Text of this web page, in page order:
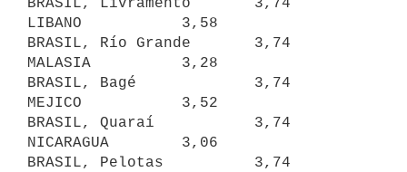
LIBANO           3,58
BRASIL, Río Grande       3,74
MALASIA          3,28
BRASIL, Bagé             3,74
MEJICO           3,52
BRASIL, Quaraí           3,74
NICARAGUA        3,06
BRASIL, Pelotas          3,74